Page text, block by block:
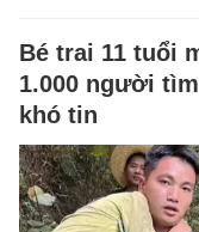
Bé trai 11 tuổi
1.000 người
khó tin